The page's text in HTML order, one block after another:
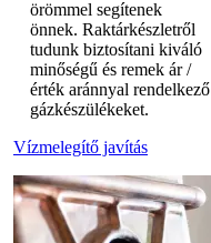
örömmel segítenek
önnek. Raktárkészletről
tudunk biztosítani kiváló
minőségű és remek ár /
érték aránnyal rendelkező
gázkészülékeket.
Vízmelegítő javítás